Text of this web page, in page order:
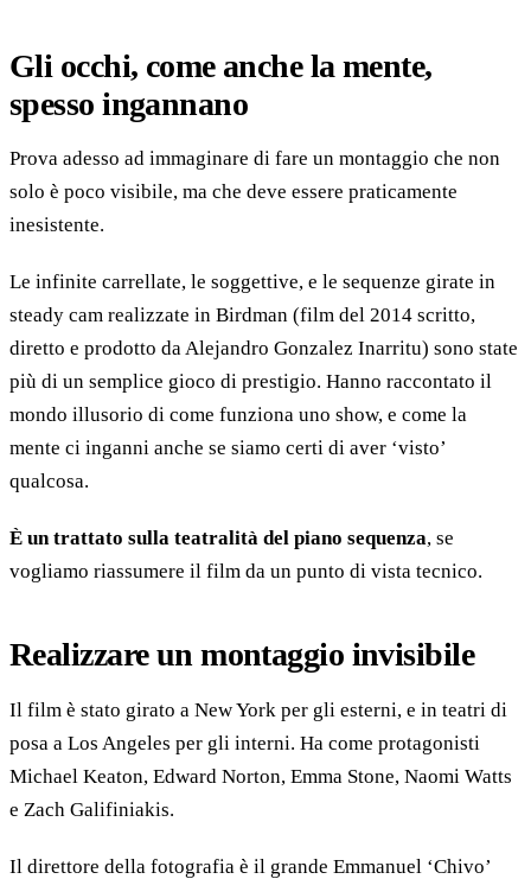
Gli occhi, come anche la mente,
spesso ingannano
Prova adesso ad immaginare di fare un montaggio che non
solo è poco visibile, ma che deve essere praticamente
inesistente.
Le infinite carrellate, le soggettive, e le sequenze girate in
steady cam realizzate in Birdman (film del 2014 scritto,
diretto e prodotto da Alejandro Gonzalez Inarritu) sono state
più di un semplice gioco di prestigio. Hanno raccontato il
mondo illusorio di come funziona uno show, e come la
mente ci inganni anche se siamo certi di aver ‘visto’
qualcosa.
È un trattato sulla teatralità del piano sequenza, se
vogliamo riassumere il film da un punto di vista tecnico.
Realizzare un montaggio invisibile
Il film è stato girato a New York per gli esterni, e in teatri di
posa a Los Angeles per gli interni. Ha come protagonisti
Michael Keaton, Edward Norton, Emma Stone, Naomi Watts
e Zach Galifiniakis.
Il direttore della fotografia è il grande Emmanuel ‘Chivo’